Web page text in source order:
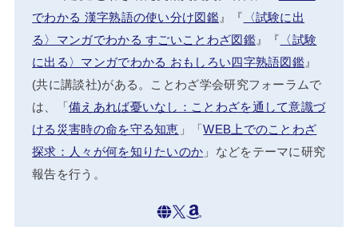
でわかる 漢字熟語の使い分け図鑑』『 〈試験に出
る〉マンガでわかる すごいことわざ図鑑』『 〈試験
に出る〉マンガでわかる おもしろい四字熟語図鑑 』
(共に講談社)がある。ことわざ学会研究フォーラムで
は、「備えあれば憂いなし：ことわざを通して意識づ
ける災害時の命を守る知恵 」「WEB上でのことわざ
探求：人々が何を知りたいのか 」などをテーマに研究
報告を行う。